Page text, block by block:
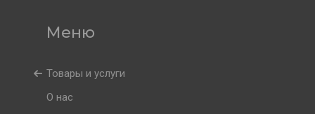
Товары и услуги
О нас